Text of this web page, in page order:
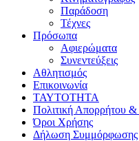
Παράδοση
Τέχνες
Πρόσωπα
Αφιερώματα
Συνεντεύξεις
Αθλητισμός
Επικοινωνία
ΤΑΥΤΟΤΗΤΑ
Πολιτική Απορρήτου
Όροι Χρήσης
Δήλωση Συμμόρφωσης